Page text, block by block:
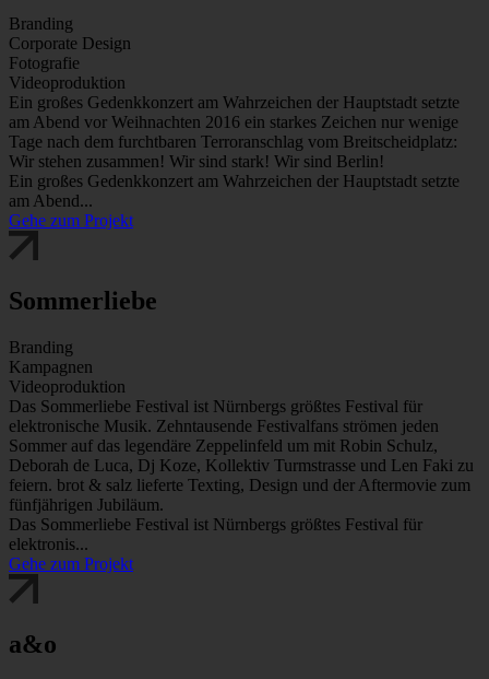
Branding
Corporate Design
Fotografie
Videoproduktion
Ein großes Gedenkkonzert am Wahrzeichen der Hauptstadt setzte
am Abend vor Weihnachten 2016 ein starkes Zeichen nur wenige
Tage nach dem furchtbaren Terroranschlag vom Breitscheidplatz:
Wir stehen zusammen! Wir sind stark! Wir sind Berlin!
Ein großes Gedenkkonzert am Wahrzeichen der Hauptstadt setzte
am Abend...
Gehe zum Projekt
Sommerliebe
Branding
Kampagnen
Videoproduktion
Das Sommerliebe Festival ist Nürnbergs größtes Festival für
elektronische Musik. Zehntausende Festivalfans strömen jeden
Sommer auf das legendäre Zeppelinfeld um mit Robin Schulz,
Deborah de Luca, Dj Koze, Kollektiv Turmstrasse und Len Faki zu
feiern. brot & salz lieferte Texting, Design und der Aftermovie zum
fünfjährigen Jubiläum.
Das Sommerliebe Festival ist Nürnbergs größtes Festival für
elektronis...
Gehe zum Projekt
a&o